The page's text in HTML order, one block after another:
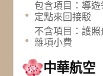
包含項目：導
定點來回接駁
不含項目：護
雜項小費
中華航空